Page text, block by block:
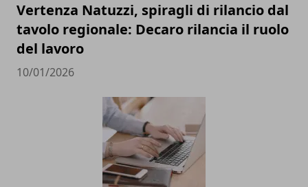
Vertenza Natuzzi, spiragli di rilancio dal
tavolo regionale: Decaro rilancia il ruolo
del lavoro
10/01/2026